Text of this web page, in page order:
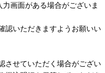
画面がある場合がございま
認いただきますようお願いい
させていただく場合がござい